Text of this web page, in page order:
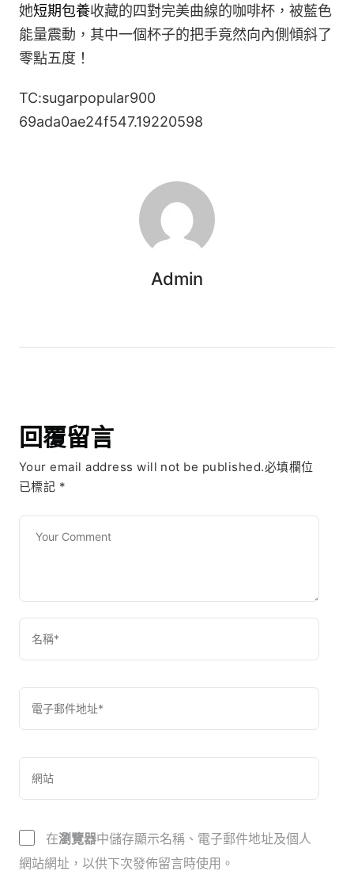
她短期包養收藏的四對完美曲線的咖啡杯，被藍色
能量震動，其中一個杯子的把手竟然向內側傾斜了
零點五度！
TC:sugarpopular900
69ada0ae24f547.19220598
Admin
回覆留言
Your email address will not be published.必填欄位
已標記 *
在瀏覽器中儲存顯示名稱、電子郵件地址及個人
網站網址，以供下次發佈留言時使用。